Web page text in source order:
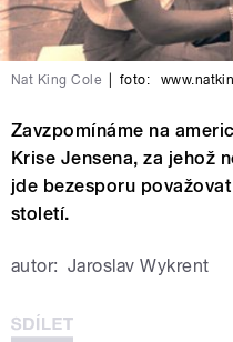
Nat King Cole foto:
Zavzpomínáme na
Krise Jensena, za jehož
jde bezesporu
století.
autor: Jaroslav Wykrent